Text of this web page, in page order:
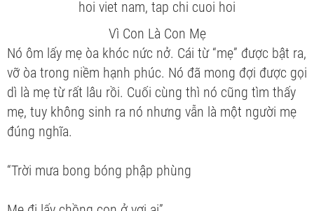
Vì Con Là Con Mẹ
Nó ôm lấy mẹ òa khóc nức nở. Cái từ “mẹ” được bật ra,
vỡ òa trong niềm hạnh phúc. Nó đã mong đợi được gọi
dì là mẹ từ rất lâu rồi. Cuối cùng thì nó cũng tìm thấy
mẹ, tuy không sinh ra nó nhưng vẫn là một người mẹ
đúng nghĩa.
“Trời mưa bong bóng phập phùng